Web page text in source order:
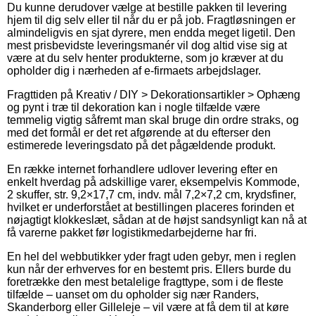
Du kunne derudover vælge at bestille pakken til levering
hjem til dig selv eller til når du er på job. Fragtløsningen er
almindeligvis en sjat dyrere, men endda meget ligetil. Den
mest prisbevidste leveringsmanér vil dog altid vise sig at
være at du selv henter produkterne, som jo kræver at du
opholder dig i nærheden af e-firmaets arbejdslager.
Fragttiden på Kreativ / DIY > Dekorationsartikler > Ophæng
og pynt i træ til dekoration kan i nogle tilfælde være
temmelig vigtig såfremt man skal bruge din ordre straks, og
med det formål er det ret afgørende at du efterser den
estimerede leveringsdato på det pågældende produkt.
En række internet forhandlere udlover levering efter en
enkelt hverdag på adskillige varer, eksempelvis Kommode,
2 skuffer, str. 9,2×17,7 cm, indv. mål 7,2×7,2 cm, krydsfiner,
hvilket er underforstået at bestillingen placeres forinden et
nøjagtigt klokkeslæt, sådan at de højst sandsynligt kan nå at
få varerne pakket før logistikmedarbejderne har fri.
En hel del webbutikker yder fragt uden gebyr, men i reglen
kun når der erhverves for en bestemt pris. Ellers burde du
foretrække den mest betalelige fragttype, som i de fleste
tilfælde – uanset om du opholder sig nær Randers,
Skanderborg eller Gilleleje – vil være at få dem til at køre